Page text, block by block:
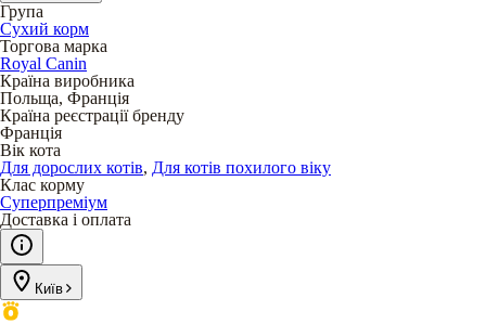
Група
Сухий корм
Торгова марка
Royal Canin
Країна виробника
Польща, Франція
Країна реєстрації бренду
Франція
Вік кота
Для дорослих котів, Для котів похилого віку
Клас корму
Суперпреміум
Доставка і оплата
Київ